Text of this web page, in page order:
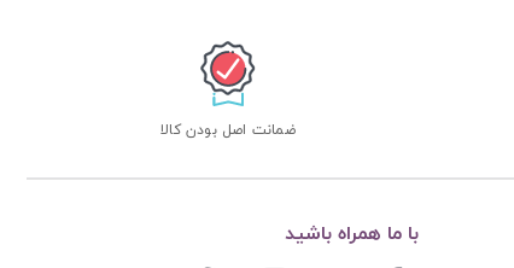
ضمانت اصل بودن کالا
با ما همراه باشید